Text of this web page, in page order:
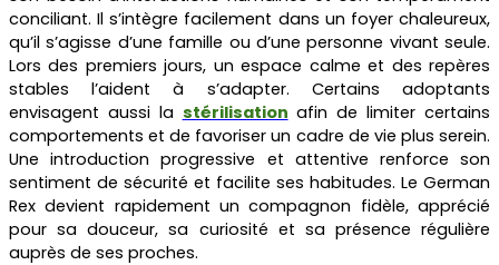
conciliant. Il s’intègre facilement dans un foyer chaleureux,
qu’il s’agisse d’une famille ou d’une personne vivant seule.
Lors des premiers jours, un espace calme et des repères
stables l’aident à s’adapter. Certains adoptants
envisagent aussi la stérilisation afin de limiter certains
comportements et de favoriser un cadre de vie plus serein.
Une introduction progressive et attentive renforce son
sentiment de sécurité et facilite ses habitudes. Le German
Rex devient rapidement un compagnon fidèle, apprécié
pour sa douceur, sa curiosité et sa présence régulière
auprès de ses proches.